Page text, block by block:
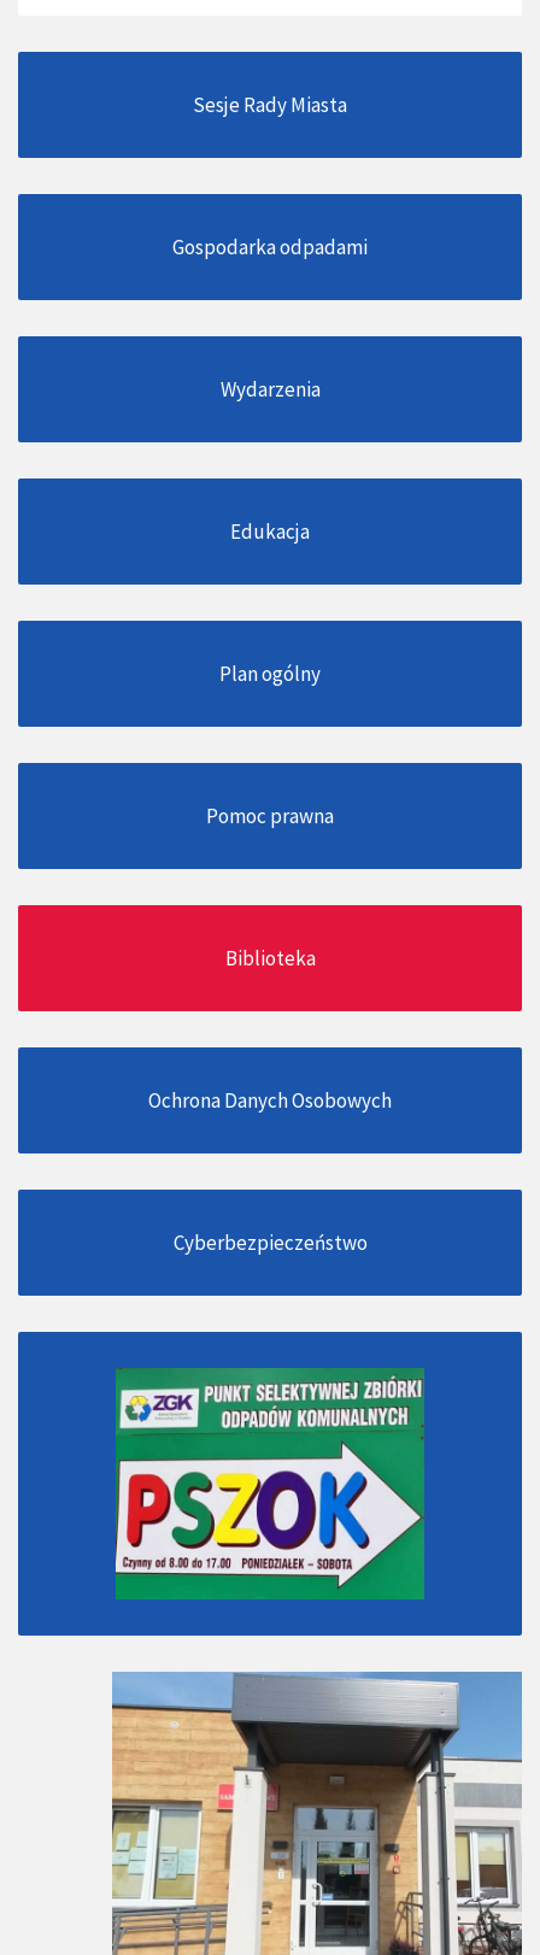
Sesje Rady Miasta
Gospodarka odpadami
Wydarzenia
Edukacja
Plan ogólny
Pomoc prawna
Biblioteka
Ochrona Danych Osobowych
Cyberbezpieczeństwo